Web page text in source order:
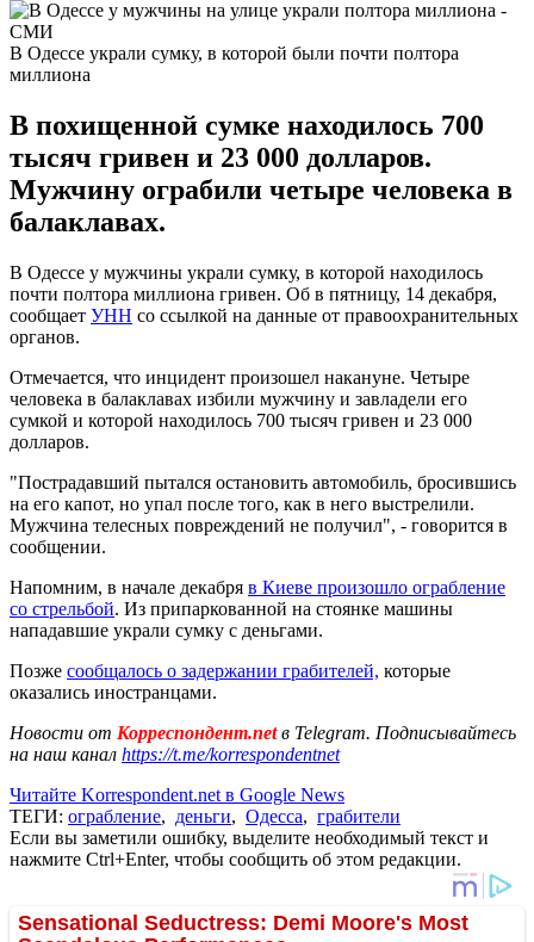
В Одессе украли сумку, в которой были почти полтора
миллиона
В похищенной сумке находилось 700
тысяч гривен и 23 000 долларов.
Мужчину ограбили четыре человека в
балаклавах.
В Одессе у мужчины украли сумку, в которой находилось
почти полтора миллиона гривен. Об в пятницу, 14 декабря,
сообщает УНН со ссылкой на данные от правоохранительных
органов.
Отмечается, что инцидент произошел накануне. Четыре
человека в балаклавах избили мужчину и завладели его
сумкой и которой находилось 700 тысяч гривен и 23 000
долларов.
"Пострадавший пытался остановить автомобиль, бросившись
на его капот, но упал после того, как в него выстрелили.
Мужчина телесных повреждений не получил", - говорится в
сообщении.
Напомним, в начале декабря в Киеве произошло ограбление
со стрельбой. Из припаркованной на стоянке машины
нападавшие украли сумку с деньгами.
Позже сообщалось о задержании грабителей, которые
оказались иностранцами.
Новости от Корреспондент.netв Telegram. Подписывайтесь
на наш канал https://t.me/korrespondentnet
Читайте Korrespondent.net в Google News
ТЕГИ: ограбление, деньги, Одесса, грабители
Если вы заметили ошибку, выделите необходимый текст и
нажмите Ctrl+Enter, чтобы сообщить об этом редакции.